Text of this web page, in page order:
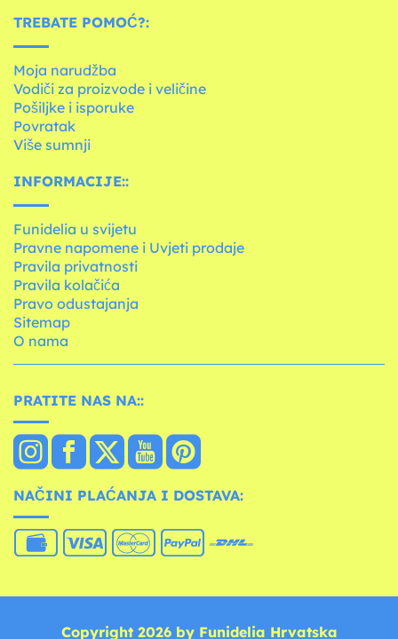
TREBATE POMOĆ?:
Moja narudžba
Vodiči za proizvode i veličine
Pošiljke i isporuke
Povratak
Više sumnji
INFORMACIJE::
Funidelia u svijetu
Pravne napomene i Uvjeti prodaje
Pravila privatnosti
Pravila kolačića
Pravo odustajanja
Sitemap
O nama
PRATITE NAS NA::
NAČINI PLAĆANJA I DOSTAVA:
Copyright 2026 by Funidelia Hrvatska